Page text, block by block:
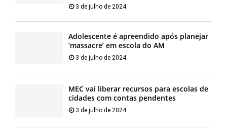
3 de julho de 2024
Adolescente é apreendido após planejar
‘massacre’ em escola do AM
3 de julho de 2024
MEC vai liberar recursos para escolas de
cidades com contas pendentes
3 de julho de 2024